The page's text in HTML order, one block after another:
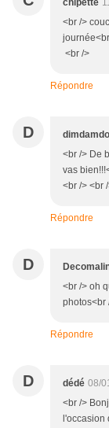
chipette
<br />
<br />
Répondre
D
<br /> De
vas
<br /> <br
Répondre
D
<br /> oh
photos<br
Répondre
D dédé 08/
<br />
l'occasion